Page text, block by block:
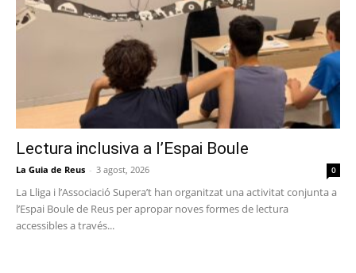
Lectura inclusiva a l’Espai Boule
La Guia de Reus - 3 agost, 2026 0
La Lliga i l’Associació Supera’t han organitzat una activitat conjunta a
l’Espai Boule de Reus per apropar noves formes de lectura
accessibles a través...